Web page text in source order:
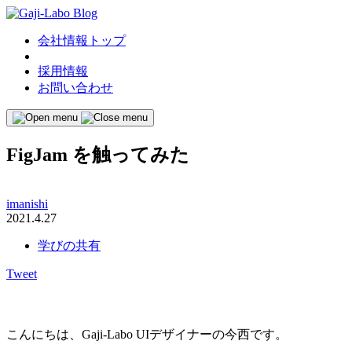
会社情報トップ
採用情報
お問い合わせ
FigJam を触ってみた
imanishi
2021.4.27
学びの共有
Tweet
こんにちは、Gaji-Labo UIデザイナーの今西です。